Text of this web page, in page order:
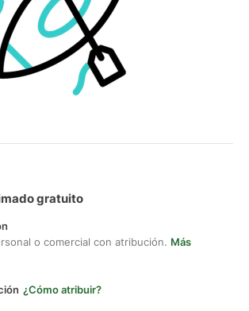
gratuito
o comercial con atribución. Más
¿Cómo atribuir?